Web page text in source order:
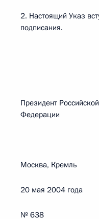
2. Настоящий Указ
подписания.
Президент Российской
Федерации
Москва, Кремль
20 мая 2004 года
№ 638